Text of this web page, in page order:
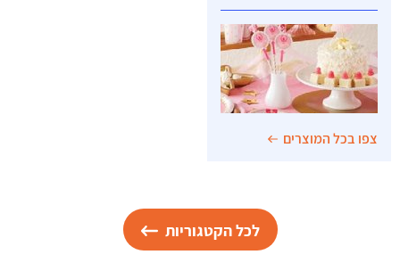
צפו בכל המוצרים
לכל הקטגוריות